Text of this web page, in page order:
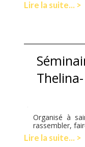
Lire la suite... >
Organisé à
rassembler,
Lire la suite... >